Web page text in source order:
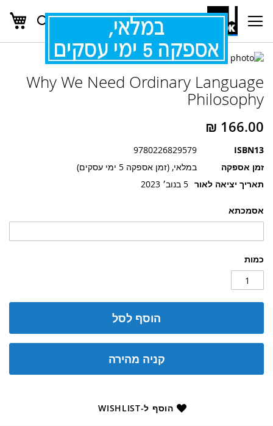
Skip
Content
חפש
אסמכתא
כמות
הוסף לסל
קניה מהירה
הוסף ל-WISHLIST
Why We Need Ordinary Language
Philosophy
ISBN13
9780226829579
זמן אספקה
במלאי, (זמן אספקה 5 ימי עסקים)
תאריך יציאה לאור 5 בנוב׳ 2023
לדלג
של
גלריית
תמונות
להתחלה
של
גלריית